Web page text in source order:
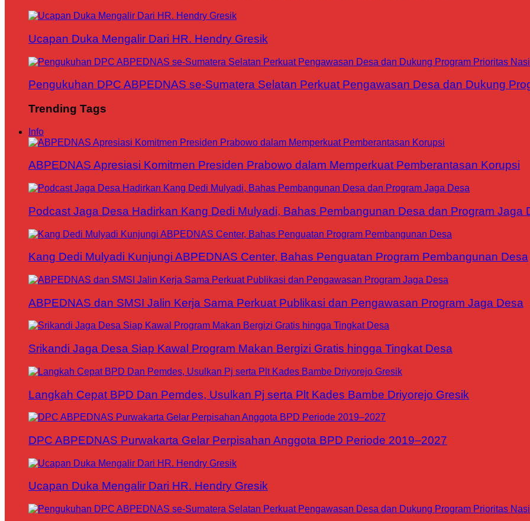
Ucapan Duka Mengalir Dari HR. Hendry Gresik
Pengukuhan DPC ABPEDNAS se-Sumatera Selatan Perkuat Pengawasan Desa dan Dukung
Trending Tags
Info
ABPEDNAS Apresiasi Komitmen Presiden Prabowo dalam Memperkuat Pemberantasan Korupsi
Podcast Jaga Desa Hadirkan Kang Dedi Mulyadi, Bahas Pembangunan Desa dan Program Jaga
Kang Dedi Mulyadi Kunjungi ABPEDNAS Center, Bahas Penguatan Program Pembangunan Desa
ABPEDNAS dan SMSI Jalin Kerja Sama Perkuat Publikasi dan Pengawasan Program Jaga Desa
Srikandi Jaga Desa Siap Kawal Program Makan Bergizi Gratis hingga Tingkat Desa
Langkah Cepat BPD Dan Pemdes, Usulkan Pj serta Plt Kades Bambe Driyorejo Gresik
DPC ABPEDNAS Purwakarta Gelar Perpisahan Anggota BPD Periode 2019–2027
Ucapan Duka Mengalir Dari HR. Hendry Gresik